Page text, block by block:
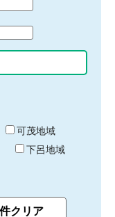
可茂地域
下呂地域